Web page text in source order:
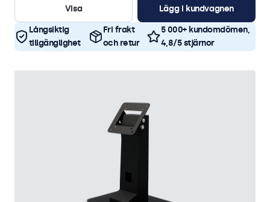
Visa
Lägg i kundvagnen
Långsiktig
tillgänglighet
Fri frakt
och retur
5 000+ kundomdömen,
4,8/5 stjärnor